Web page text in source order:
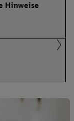
Hinweise